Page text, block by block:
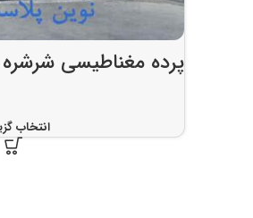
پرده مغناطیسی
انتخاب